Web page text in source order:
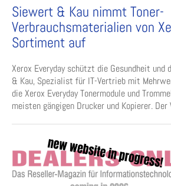
Siewert & Kau nimmt Toner-
Verbrauchsmaterialien von
Sortiment auf
Xerox Everyday schützt die Gesundheit und
& Kau, Spezialist für IT-Vertrieb mit
die Xerox Everyday Tonermodule und
meisten gängigen Drucker und Kopierer. Der